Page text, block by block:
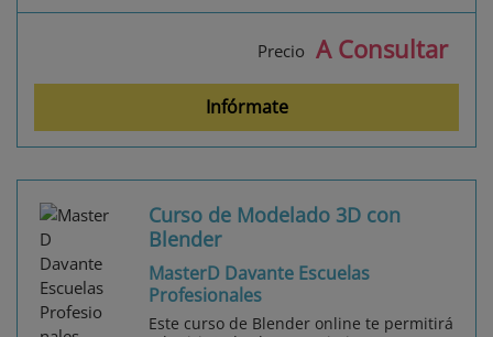
Precio A Consultar
Infórmate
Curso de Modelado 3D con
Blender
MasterD Davante Escuelas
Profesionales
Este curso de Blender online te permitirá